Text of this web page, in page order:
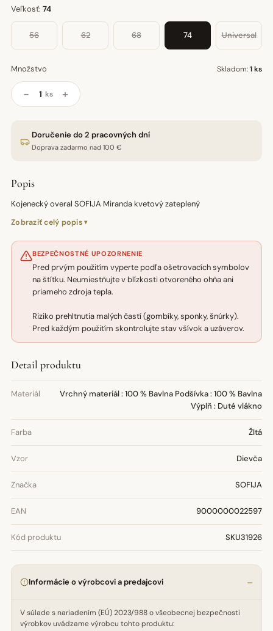
Veľkosť: 74
56 62 68 74 Universal
Množstvo Skladom:1 ks
− ks +
Doručenie do 2 pracovných dní
Doprava zadarmo nad 100 €
Popis
Kojenecký overal SOFIJA Miranda kvetový zateplený
Zobraziť celý popis
BEZPEČNOSTNÉ UPOZORNENIE
Pred prvým použitím vyperte podľa ošetrovacích symbolov
na štítku. Neumiestňujte v blízkosti otvoreného ohňa ani
priameho zdroja tepla.
Riziko prehltnutia malých častí (gombíky, sponky, šnúrky).
Pred každým použitím skontrolujte stav všívok a uzáverov.
Detail produktu
Materiál
Vrchný materiál : 100 % Bavlna Podšívka : 100 % Bavlna
Výplň : Duté vlákno
Farba Žltá
Vzor Dievča
Značka SOFIJA
EAN 9000000022597
Kód produktu SKU31926
Informácie o výrobcovi a predajcovi
V súlade s nariadením (EÚ) 2023/988 o všeobecnej bezpečnosti
výrobkov uvádzame výrobcu tohto produktu: